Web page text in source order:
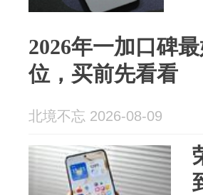
2026年一加口碑
位，买前先看看
北境不忘 2026-08-09